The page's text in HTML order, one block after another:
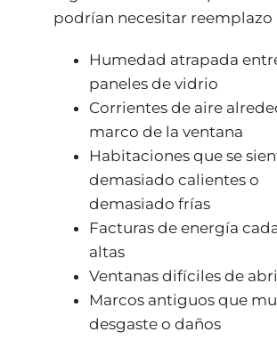
podrían necesitar reemplazo
Humedad atrapada
paneles de vidrio
Corrientes de aire
marco de la ventana
Habitaciones que se
demasiado calientes o
demasiado frías
Facturas de energía
altas
Ventanas difíciles de
Marcos antiguos que
desgaste o daños